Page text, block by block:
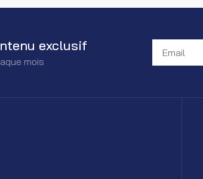
exclusif
mois